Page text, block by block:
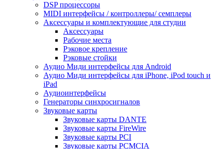
DSP процессоры
MIDI интерфейсы / контроллеры/ семплеры
Аксессуары и комплектующие для студии
Аксессуары
Рабочие места
Рэковое крепление
Рэковые стойки
Аудио Миди интерфейсы для Android
Аудио Миди интерфейсы для iPhone, iPod touch и
iPad
Аудиоинтерфейсы
Генераторы синхросигналов
Звуковые карты
Звуковые карты DANTE
Звуковые карты FireWire
Звуковые карты PCI
Звуковые карты PCMCIA